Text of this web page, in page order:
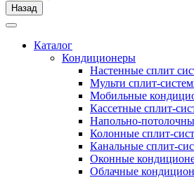
Назад
Каталог
Кондиционеры
Настенные сплит
Мульти сплит-
Мобильные
Кассетные сплит-
Напольно-
Колонные сплит-
Канальные сплит-
Оконные
Облачные